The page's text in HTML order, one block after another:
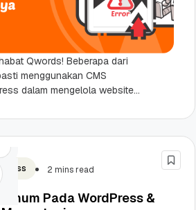
Qwords! Beberapa dari
menggunakan CMS
dalam mengelola website.
gambar ke WordPress?
perlu...
2 mins read
Umum Pada WordPress &